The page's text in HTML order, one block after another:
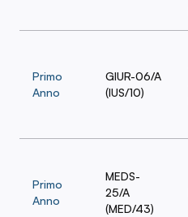
Primo
Anno
GIUR-06/A
(IUS/10)
Primo
Anno
MEDS-
25/A
(MED/43)